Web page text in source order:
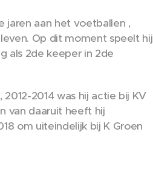
jaren aan het voetballen ,
Op dit moment speelt hij
als 2de keeper in 2de
2014 was hij actie bij KV
van daaruit heeft hij
om uiteindelijk bij K Groen